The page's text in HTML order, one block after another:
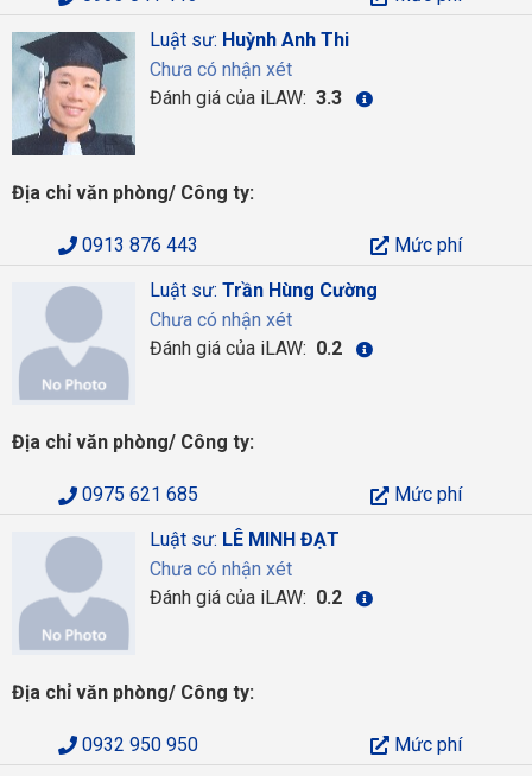
Luật sư: Huỳnh Anh Thi
Chưa có nhận xét
Đánh giá của iLAW: 3.3
Địa chỉ văn phòng/ Công ty:
0913 876 443
Mức phí
Luật sư: Trần Hùng Cường
Chưa có nhận xét
Đánh giá của iLAW: 0.2
Địa chỉ văn phòng/ Công ty:
0975 621 685
Mức phí
Luật sư: LÊ MINH ĐẠT
Chưa có nhận xét
Đánh giá của iLAW: 0.2
Địa chỉ văn phòng/ Công ty:
0932 950 950
Mức phí